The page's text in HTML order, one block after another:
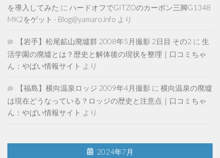
を導入してみた に ハードオフでGITZOのカーボン三脚G1348
MK2をゲット - Blog@yamaro.info より
【岩手】松尾鉱山廃墟群 2008年5月撮影 2日目 その2 に 生
活学園の廃墟とは？歴史と解体後の現状を整理｜口コミちゃ
ん：やばい情報サイト より
【福島】横向温泉ロッジ 2009年4月撮影 に 横向温泉の廃墟
は現在どうなっている？ロッジの歴史と注意点｜口コミちゃ
ん：やばい情報サイト より
2024年7月